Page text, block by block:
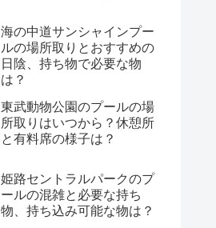
海の中道サンシャインプー
ルの場所取りとおすすめの
日陰、持ち物で必要な物
は？
東武動物公園のプールの場
所取りはいつから？休憩所
と有料席の様子は？
姫路セントラルパークのプ
ールの混雑と必要な持ち
物、持ち込み可能な物は？